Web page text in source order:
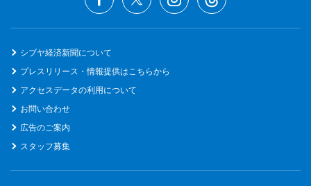
シブヤ経済新聞について
プレスリリース・情報提供はこちらから
アクセスデータの利用について
お問い合わせ
広告のご案内
スタッフ募集